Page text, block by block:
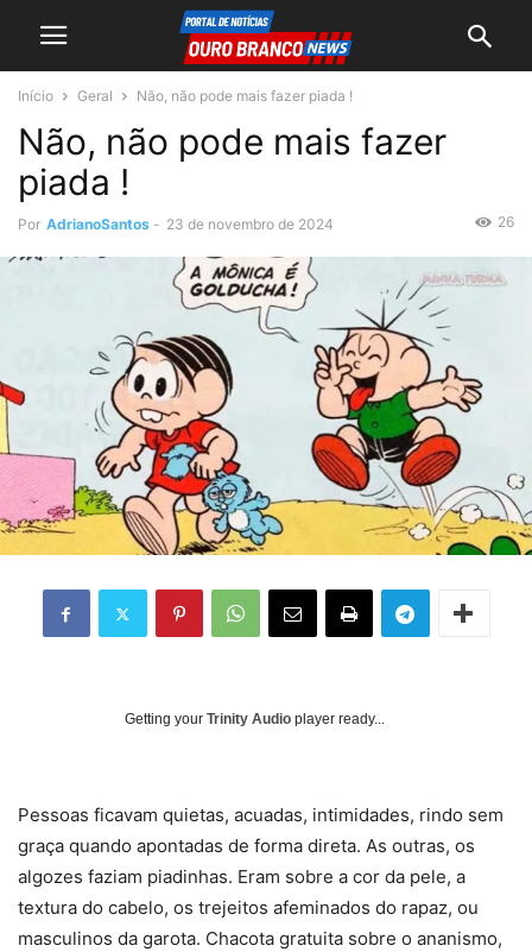
Início Geral Não, não pode mais fazer piada !
Não, não pode mais fazer
piada !
Por AdrianoSantos - 23 de novembro de 2024 26
Getting your Trinity Audio player ready...
Pessoas ficavam quietas, acuadas, intimidades, rindo sem
graça quando apontadas de forma direta. As outras, os
algozes faziam piadinhas. Eram sobre a cor da pele, a
textura do cabelo, os trejeitos afeminados do rapaz, ou
masculinos da garota. Chacota gratuita sobre o ananismo,